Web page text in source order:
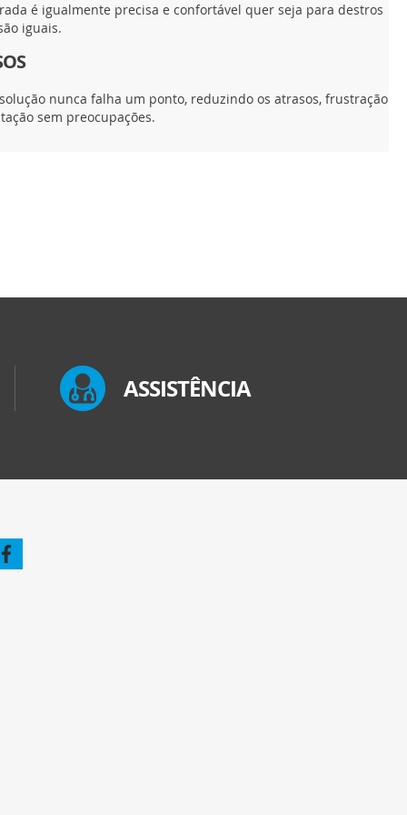
é igualmente precisa e confortável quer seja para destros
iguais.
nunca falha um ponto, reduzindo os atrasos, frustração
sem preocupações.
ASSISTÊNCIA